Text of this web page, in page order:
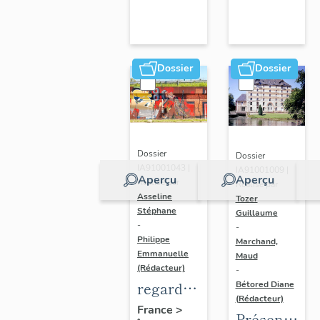
Dossier
Aperçu
Dossier
Réalisé par
Asseline
Stéphane
-
Philippe
Emmanuelle
(Rédacteur)
regard
photographique
France >
Dossier
Aperçu
Dossier
Réalisé par
Tozer
Guillaume
-
Marchand,
Maud
-
Bétored Diane
(Rédacteur)